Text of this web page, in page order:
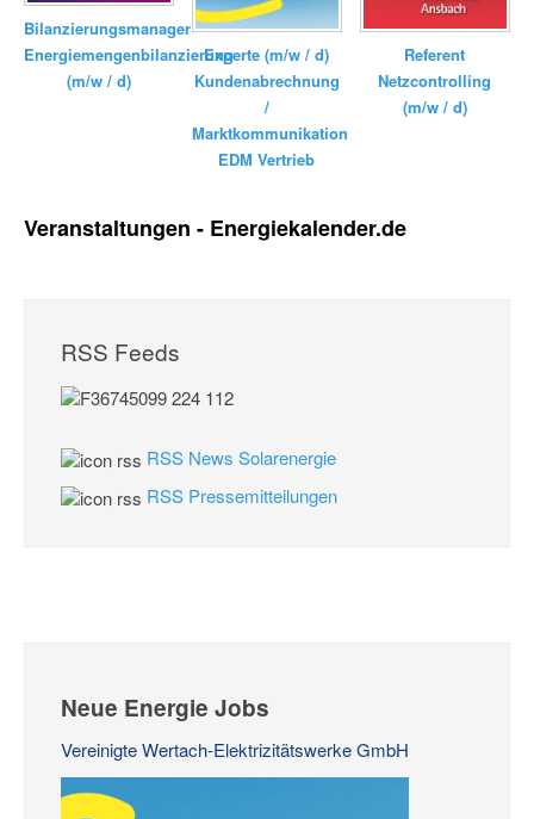
Bilanzierungsmanager
Energiemengenbilanzierung
(m/w / d)
Experte (m/w / d)
Kundenabrechnung
/
Marktkommunikation
EDM Vertrieb
Referent
Netzcontrolling
(m/w / d)
Veranstaltungen - Energiekalender.de
RSS Feeds
RSS News Solarenergie
RSS Pressemitteilungen
Neue Energie Jobs
Vereinigte Wertach-Elektrizitätswerke GmbH